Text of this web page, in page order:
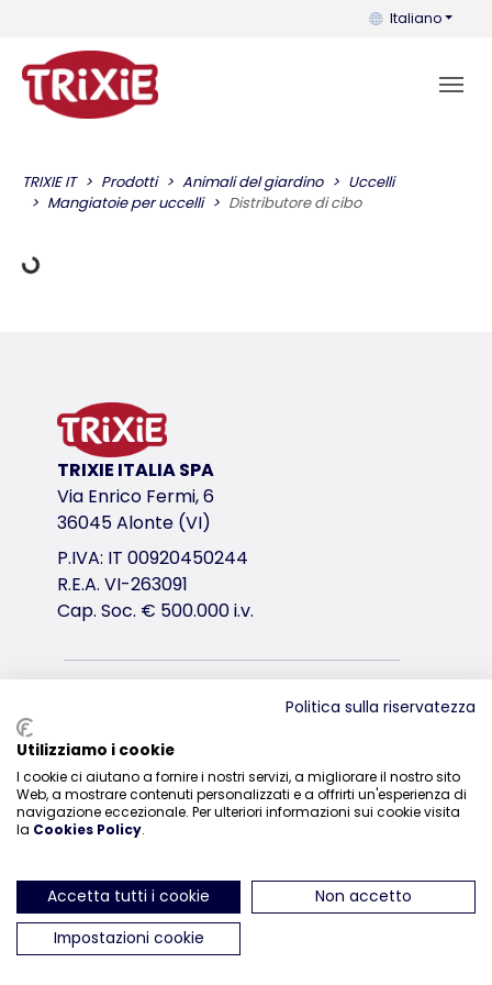
Puoi cambiare
Italiano
TRIXIE IT Prodotti Animali del giardino
Uccelli
Mangiatoie per uccelli
Distributore di cibo
Dati di carico
TRIXIE ITALIA SPA
Via Enrico Fermi, 6
36045 Alonte (VI)
P.IVA: IT 00920450244
R.E.A. VI-263091
Cap. Soc. € 500.000 i.v.
0444-835329
ci trovi su Instagram
ci trovi su Facebook
ci trovi su YouTube
ci trovi suci trovi su
Politica sulla riservatezza
Utilizziamo i cookie
I cookie ci aiutano a fornire i nostri servizi, a migliorare il nostro sito
Web, a mostrare contenuti personalizzati e a offrirti un'esperienza di
navigazione eccezionale. Per ulteriori informazioni sui cookie visita
la Cookies Policy.
Accetta tutti i cookie
Non accetto
Impostazioni cookie